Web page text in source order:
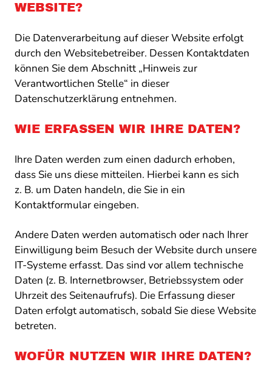
WEBSITE?
Die Datenverarbeitung auf dieser Website erfolgt
durch den Websitebetreiber. Dessen Kontaktdaten
können Sie dem Abschnitt „Hinweis zur
Verantwortlichen Stelle“ in dieser
Datenschutzerklärung entnehmen.
WIE ERFASSEN WIR IHRE DATEN?
Ihre Daten werden zum einen dadurch erhoben,
dass Sie uns diese mitteilen. Hierbei kann es sich
z. B. um Daten handeln, die Sie in ein
Kontaktformular eingeben.
Andere Daten werden automatisch oder nach Ihrer
Einwilligung beim Besuch der Website durch unsere
IT-Systeme erfasst. Das sind vor allem technische
Daten (z. B. Internetbrowser, Betriebssystem oder
Uhrzeit des Seitenaufrufs). Die Erfassung dieser
Daten erfolgt automatisch, sobald Sie diese Website
betreten.
WOFÜR NUTZEN WIR IHRE DATEN?